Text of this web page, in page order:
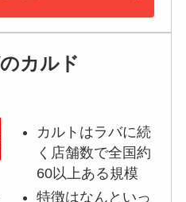
カルド
カルトはラバに続
く店舗数で全国約
60以上ある規模
特徴はなんといっ